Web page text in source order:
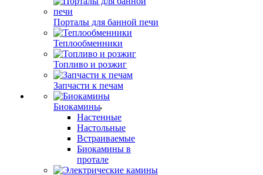
Порталы для банной печи
Теплообменники
Топливо и розжиг
Запчасти к печам
Биокамины
Настенные
Настольные
Встраиваемые
Биокамины в
протале